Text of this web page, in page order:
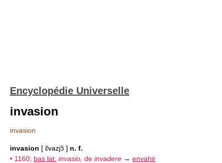
Encyclopédie Universelle
invasion
invasion
invasion [ ɛ̃vazjɔ̃ ] n. f.
• 1160; bas lat. invasio, de invadere → envahir